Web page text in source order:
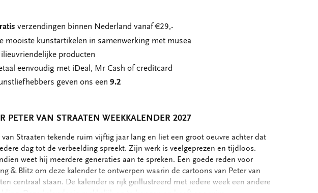
verzendingen binnen Nederland vanaf €29,-
mooiste kunstartikelen in samenwerking met musea
producten
eenvoudig met iDeal, Mr Cash of creditcard
geven ons een9.2
PETER VAN STRAATEN WEEKKALENDER 2027
van Straaten tekende ruim vijftig jaar lang en liet een groot oeuvre achter dat
dag tot de verbeelding spreekt. Zijn werk is veelgeprezen en tijdloos.
weet hij meerdere generaties aan te spreken. Een goede reden voor
& Blitz om deze kalender te ontwerpen waarin de cartoons van Peter van
centraal staan. De kalender is rijk geillustreerd met iedere week een andere